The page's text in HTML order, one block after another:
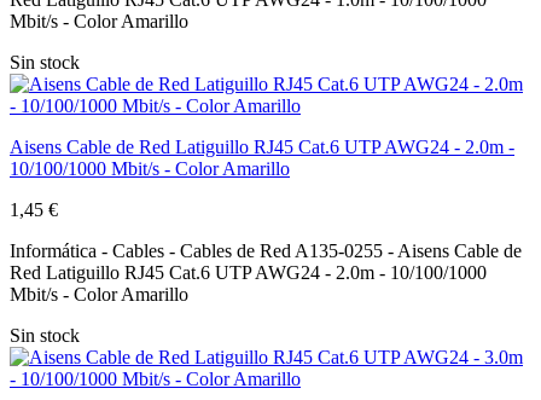
Mbit/s - Color Amarillo
Sin stock
Aisens Cable de Red Latiguillo RJ45 Cat.6 UTP AWG24 - 2.0m -
10/100/1000 Mbit/s - Color Amarillo
1,45 €
Informática - Cables - Cables de Red A135-0255 - Aisens Cable de
Red Latiguillo RJ45 Cat.6 UTP AWG24 - 2.0m - 10/100/1000
Mbit/s - Color Amarillo
Sin stock